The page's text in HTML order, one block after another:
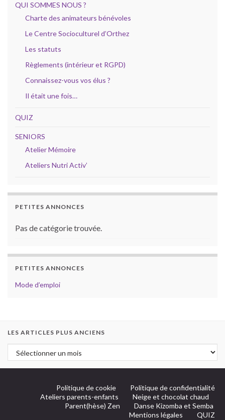
QUI SOMMES NOUS ?
Charte des animateurs bénévoles
Le Centre Socioculturel d’Orthez
Les statuts
Règlements (intérieur et RGPD)
Connaissez-vous vos élus ?
Il était une fois…
QUIZ
SENIORS
Atelier Mémoire
Ateliers Nutri Activ’
PETITES ANNONCES
Pas de catégorie trouvée.
PETITES ANNONCES
Mode d’emploi
LES ARTICLES PLUS ANCIENS
Politique de cookie
Politique de confidentialité
Ateliers parents-enfants
Neige et chocolat chaud
Parent(hèse) Zen
Danse Kizomba et Semba
Mentions légales
QUIZ